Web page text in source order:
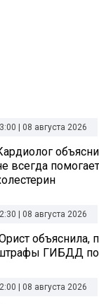
| 08 августа 2026
всегда
| 08 августа 2026
объяснила,
ГИБДД по
| 08 августа 2026